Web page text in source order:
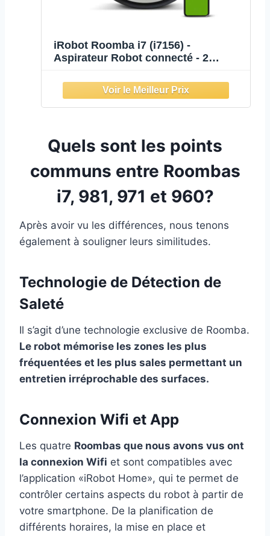
iRobot Roomba i7 (i7156) -
Aspirateur Robot connecté - 2
multisurfaces - Idéal pour Les
Animaux - Cartographie, mémorise
et s'adapte à Votre Domicile
Quels sont les points
communs entre Roombas
i7, 981, 971 et 960?
Après avoir vu les différences, nous tenons
également à souligner leurs similitudes.
Technologie de Détection de
Saleté
Il s’agit d’une technologie exclusive de Roomba.
Le robot mémorise les zones les plus
fréquentées et les plus sales permettant un
entretien irréprochable des surfaces.
Connexion Wifi et App
Les quatre Roombas que nous avons vus ont
la connexion Wifi et sont compatibles avec
l’application «iRobot Home», qui te permet de
contrôler certains aspects du robot à partir de
votre smartphone. De la planification de
différents horaires, la mise en place et